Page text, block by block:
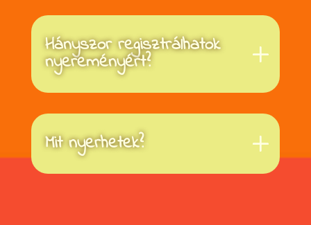
Hányszor regisztrálhatok
nyereményért?
Mit nyerhetek?